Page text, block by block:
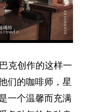
克创作的这样一
们的咖啡师，星
一个温馨而充满